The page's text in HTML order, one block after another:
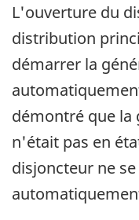
L'ouverture du
distribution
démarrer la
démontré que
n'était pas en
disjoncteur ne